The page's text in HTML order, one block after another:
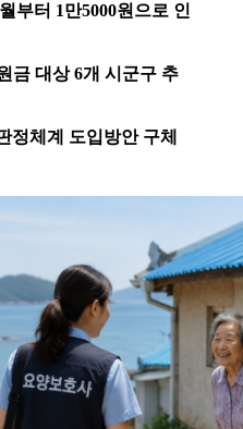
부터 1만5000원으로 인
금 대상 6개 시군구 추
정체계 도입방안 구체